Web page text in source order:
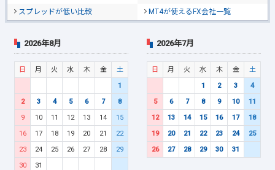
スプレッドが低い比較
MT4が使えるFX会社一覧
2026年8月
日 月 火 水 木 金
土
1
2
3 4 5 6 7
8
9
10 11 12 13 14
15
16
17 18 19 20 21
22
23
24 25 26 27 28
29
30
31
2026年7月
日 月 火 水 木 金
土
1
2 3
4
5
6 7 8 9 10
11
12
13 14 15 16 17
18
19
20 21 22 23 24
25
26
27 28 29 30 31